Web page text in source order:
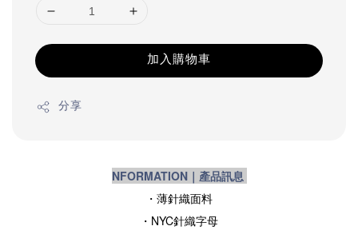
加入購物車
分享
NFORMATION｜產品訊息
・薄針織面料
・NYC針織字母